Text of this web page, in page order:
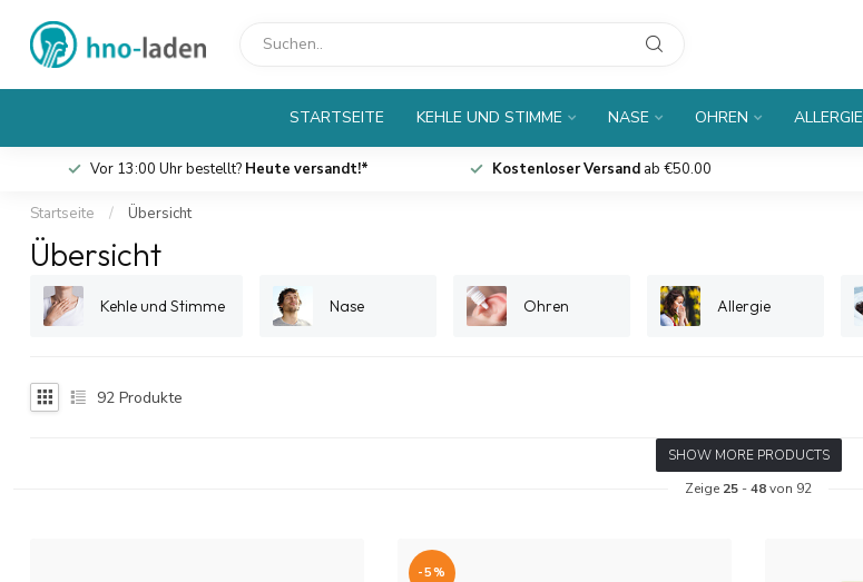
STARTSEITE KEHLE UND STIMME NASE OHREN ALLERGIE
Vor 13:00 Uhr bestellt? Heute versandt!* Kostenloser Versand ab €50.00
Startseite / Übersicht
Übersicht
Kehle und Stimme Nase Ohren Allergie
92 Produkte
SHOW MORE PRODUCTS
Zeige 25 -48von 92
-5%